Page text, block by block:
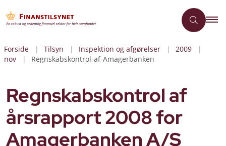
Forside Tilsyn Inspektion og afgørelser
2009
nov
Regnskabskontrol-af-Amagerbanken
Regnskabskontrol af
årsrapport 2008 for
Amagerbanken A/S